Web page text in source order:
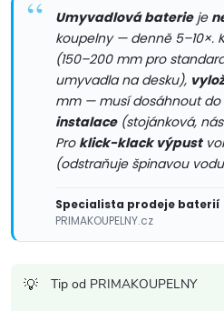
p
Umyvadlová baterieje
koupelny — denně 5–10×.
(150–200 mm pro
umyvadla na desku),
mm — musí dosáhnout
instalace(stojánková,
Pro klick-klack výpust
(odstraňuje špinavou
Specialista prodeje baterií
PRIMAKOUPELNY.cz
Tip od PRIMAKOUPELNY